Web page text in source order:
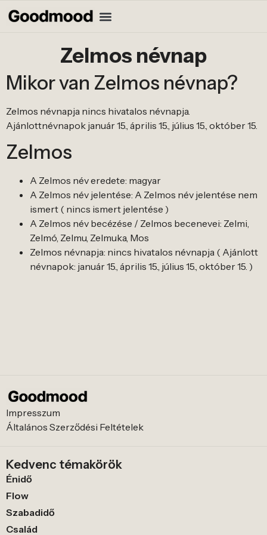
Zelmos névnap
Mikor van Zelmos névnap?
Zelmos névnapja nincs hivatalos névnapja.
Ajánlottnévnapok január 15., április 15., július 15., október 15.
Zelmos
A Zelmos név eredete: magyar
A Zelmos név jelentése: A Zelmos név jelentése nem
ismert ( nincs ismert jelentése )
A Zelmos név becézése / Zelmos becenevei: Zelmi,
Zelmó, Zelmu, Zelmuka, Mos
Zelmos névnapja: nincs hivatalos névnapja ( Ajánlott
névnapok: január 15., április 15., július 15., október 15. )
Impresszum
Általános Szerződési Feltételek
Kedvenc témakörök
Énidő
Flow
Szabadidő
Család